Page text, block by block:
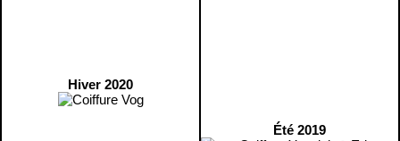
Hiver 2020
Été 2019